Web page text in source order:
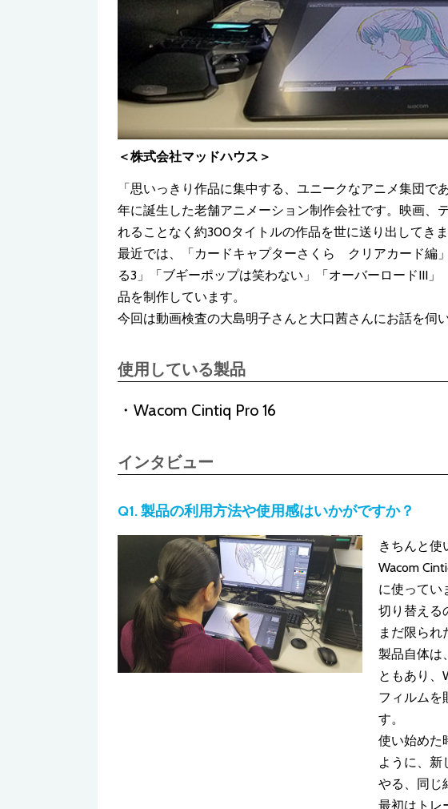
＜株式会社マッドハウス＞
「思いっきり作品に集中する、ユニークなアニメ集団で
年に誕生した老舗アニメーション制作会社です。映画、
れることなく約300タイトルの作品を世に送り出してきま
最近では、「カードキャプターさくら クリアカード編
る3」「ブギーポップは笑わない」「オーバーロードIII
品を制作しています。
今回は動画検査の大島明子さんと大口茜さんにお話を伺い
使用している製品
Wacom Cintiq Pro 16
インタビュー
Q1. 製品の利用方法や使用感はいかがですか？
きちんと使
Wacom
に使ってい
切り替える
まだ限られ
製品自体は
ともあり、
フィルムを
す。
使い始めた
ように、新
やる、同じ
最初はトレ